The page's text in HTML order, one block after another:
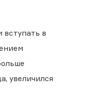
вступать в
увеличился